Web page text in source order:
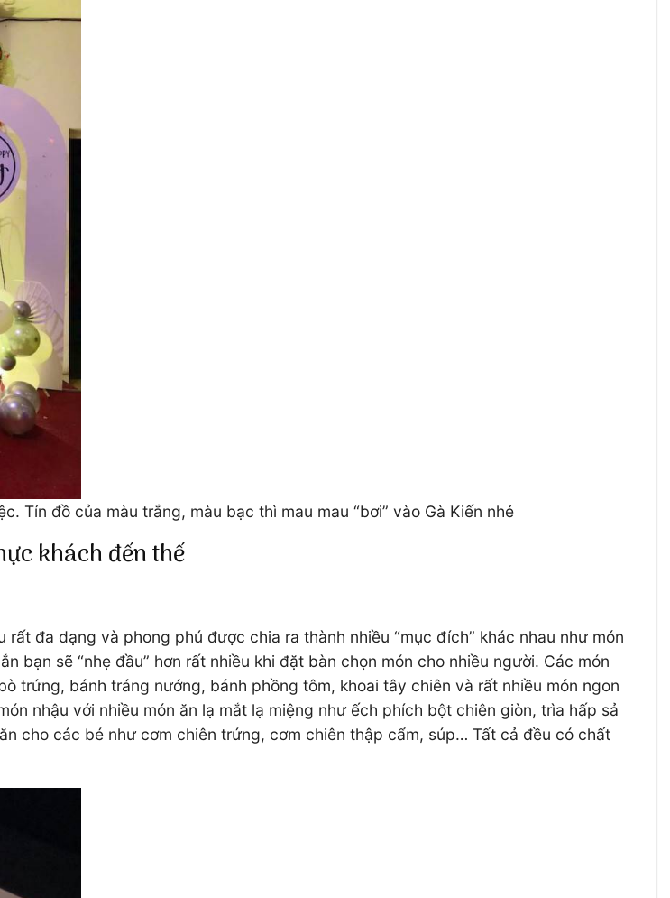
Tín đồ của màu trắng, màu bạc thì mau mau “bơi” vào Gà Kiến nhé
khách đến thế
đa dạng và phong phú được chia ra thành nhiều “mục đích” khác nhau như món
bạn sẽ “nhẹ đầu” hơn rất nhiều khi đặt bàn chọn món cho nhiều người. Các món
trứng, bánh tráng nướng, bánh phồng tôm, khoai tây chiên và rất nhiều món ngon
nhậu với nhiều món ăn lạ mắt lạ miệng như ếch phích bột chiên giòn, trìa hấp sả
cho các bé như cơm chiên trứng, cơm chiên thập cẩm, súp… Tất cả đều có chất